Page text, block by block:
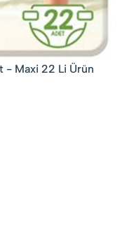
- Maxi 22 Li Ürün